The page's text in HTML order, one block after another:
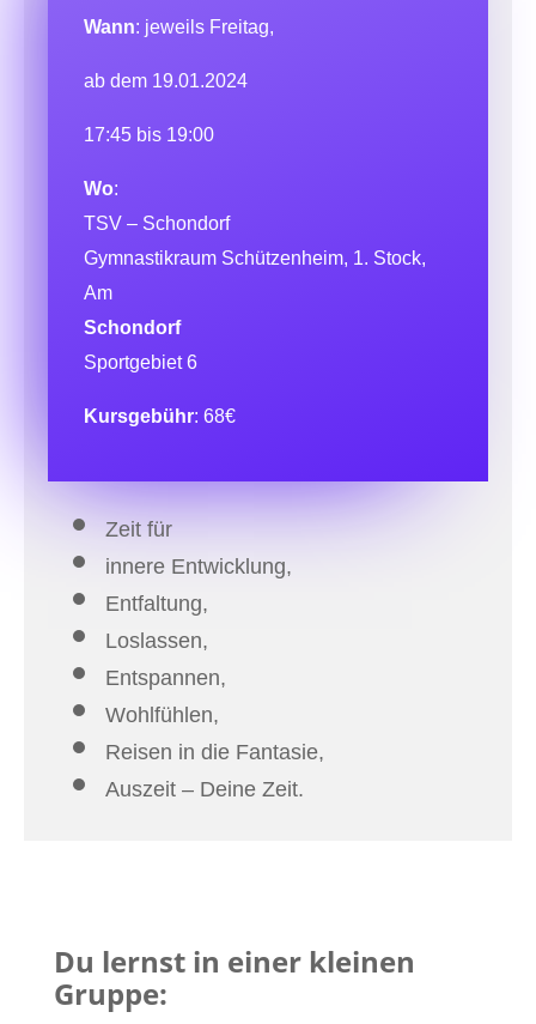
Wann: jeweils Freitag,
ab dem 19.01.2024
17:45 bis 19:00
Wo:
TSV – Schondorf
Gymnastikraum Schützenheim, 1. Stock,
Am
Schondorf
Sportgebiet 6
Kursgebühr: 68€
Zeit für
innere Entwicklung,
Entfaltung,
Loslassen,
Entspannen,
Wohlfühlen,
Reisen in die Fantasie,
Auszeit – Deine Zeit.
Du lernst in einer kleinen
Gruppe: